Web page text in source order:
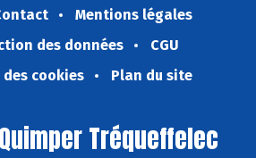
Mentions légales
des données
CGU
cookies
Plan du site
Tréqueffelec